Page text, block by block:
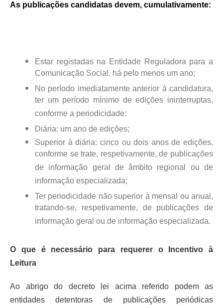
As publicações candidatas devem, cumulativamente:
Estar registadas na Entidade Reguladora para a
Comunicação Social, há pelo menos um ano;
No período imediatamente anterior à candidatura,
ter um período mínimo de edições ininterruptas,
conforme a periodicidade:
Diária: um ano de edições;
Superior à diária: cinco ou dois anos de edições,
conforme se trate, respetivamente, de publicações
de informação geral de âmbito regional ou de
informação especializada;
Ter periodicidade não superior à mensal ou anual,
tratando-se, respetivamente, de publicações de
informação geral ou de informação especializada.
O que é necessário para requerer o Incentivo à
Leitura
Ao abrigo do decreto lei acima referido podem as
entidades detentoras de publicações periódicas